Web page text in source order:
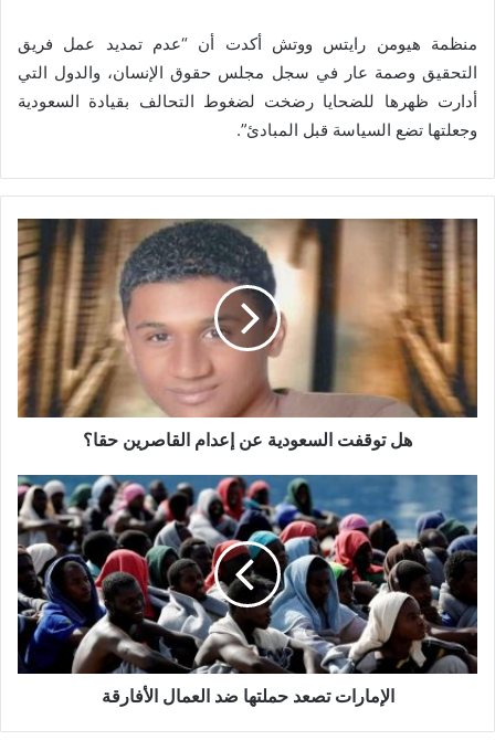
منظمة هيومن رايتس ووتش أكدت أن “عدم تمديد عمل فريق
التحقيق وصمة عار في سجل مجلس حقوق الإنسان، والدول التي
أدارت ظهرها للضحايا رضخت لضغوط التحالف بقيادة السعودية
وجعلتها تضع السياسة قبل المبادئ”.
هل توقفت السعودية عن إعدام القاصرين حقا؟
الإمارات تصعد حملتها ضد العمال الأفارقة